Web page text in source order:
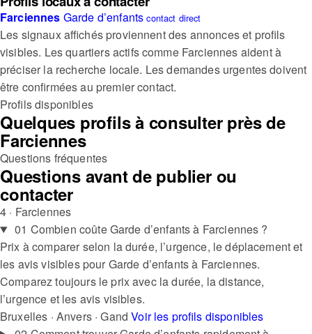
Farciennes Garde d’enfants contact direct
Les signaux affichés proviennent des annonces et profils
visibles. Les quartiers actifs comme Farciennes aident à
préciser la recherche locale. Les demandes urgentes doivent
être confirmées au premier contact.
Profils disponibles
Quelques profils à consulter près de
Farciennes
Questions fréquentes
Questions avant de publier ou
contacter
4 · Farciennes
01 Combien coûte Garde d’enfants à Farciennes ?
Prix à comparer selon la durée, l’urgence, le déplacement et
les avis visibles pour Garde d’enfants à Farciennes.
Comparez toujours le prix avec la durée, la distance,
l’urgence et les avis visibles.
Bruxelles · Anvers · Gand Voir les profils disponibles